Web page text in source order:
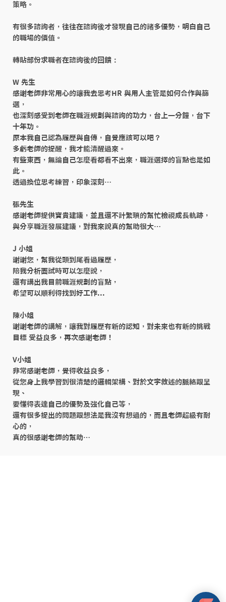
策略。
有很多諮詢者，往往在諮詢後才發現自己的諸多優勢，明白自己
的職場的價值。
轉貼部份求職者在諮詢後的回饋：
W 先生
感謝老師非常用心的讓我去思考HR 與用人主管是如何合作與篩
選，
也深刻感受到老師在職涯規劃與諮詢的功力，台上一分鐘，台下
十年功。
原本我自己認為履歷與自傳，自覺應該可以吧？
多虧老師的提醒，我才能清醒過來。
有些東西，無論自己怎麼看都看不出來，職涯選擇的盲點也是如
此。
透過換位思考練習，印象深刻…
張先生
感謝老師提供寶貴建議，並且還不計繁瑣的幫忙檢視成長軌跡，
與分享職涯發展建議，對我來說真的幫助很大…
J 小姐
謝謝您，幫我從頭到尾看過履歷，
陪我分析面試時可以怎麼說，
還有講出我目前職涯規劃的盲點，
希望可以順利得找到好工作...
陳小姐
謝謝老師的講解，讓我對履歷有新的認知，對未來也有新的挑戰
目標 受益良多，再次感謝老師！
V小姐
非常感謝老師，覺得收益良多，
從您身上我學習到很清楚的邏輯架構、對於文字敘述的脈絡跟呈
現、
要懂得表達自己的優勢及強化自己等，
還有很多提出的問題跟想法是我沒有想過的，而且老師超級有耐
心的，
真的很感謝老師的幫助…